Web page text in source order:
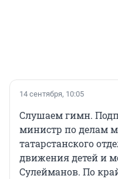
14 сентября, 10:05
Слушаем гимн.
министр по делам
татарстанского
движения детей и
Сулейманов. По